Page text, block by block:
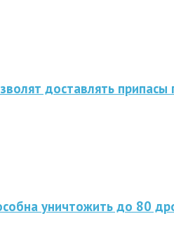
доставлять припасы
уничтожить до 80